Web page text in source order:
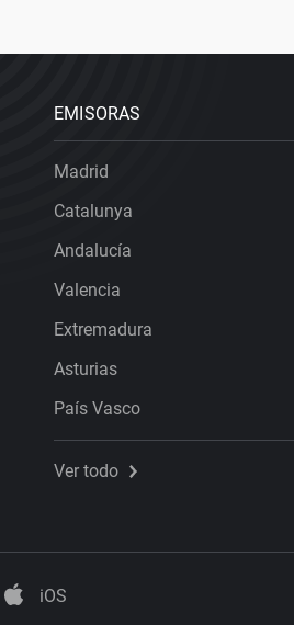
EMISORAS
Madrid
Catalunya
Andalucía
Valencia
Extremadura
Asturias
País Vasco
Ver todo
iOS